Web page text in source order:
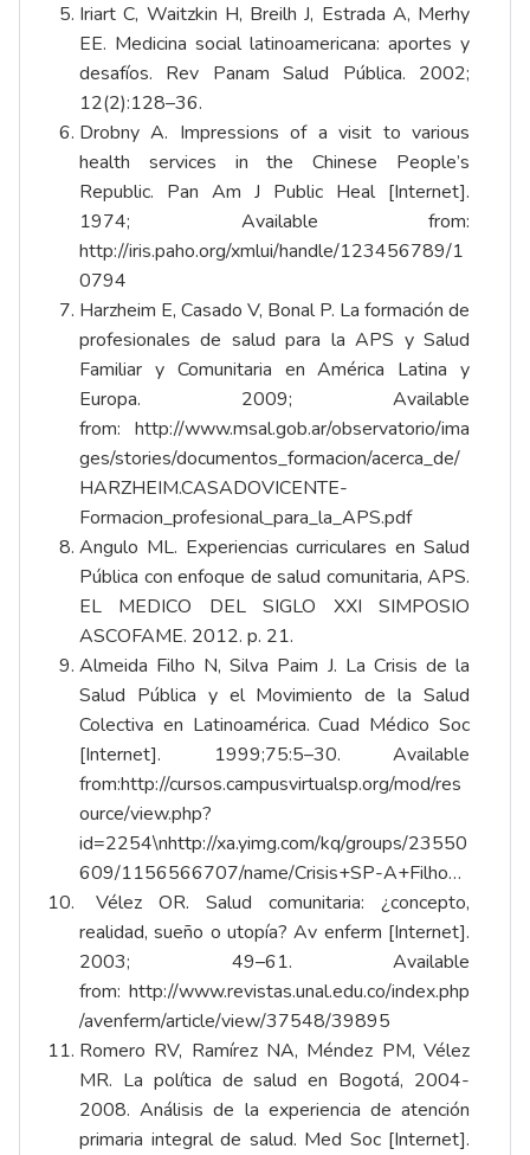
Iriart C, Waitzkin H, Breilh J, Estrada A, Merhy
EE. Medicina social latinoamericana: aportes y
desafíos. Rev Panam Salud Pública. 2002;
12(2):128–36.
Drobny A. Impressions of a visit to various
health services in the Chinese People’s
Republic. Pan Am J Public Heal [Internet].
1974; Available from:
http://iris.paho.org/xmlui/handle/123456789/1
0794
Harzheim E, Casado V, Bonal P. La formación de
profesionales de salud para la APS y Salud
Familiar y Comunitaria en América Latina y
Europa. 2009; Available
from: http://www.msal.gob.ar/observatorio/ima
ges/stories/documentos_formacion/acerca_de/
HARZHEIM.CASADOVICENTE-
Formacion_profesional_para_la_APS.pdf
Angulo ML. Experiencias curriculares en Salud
Pública con enfoque de salud comunitaria, APS.
EL MEDICO DEL SIGLO XXI SIMPOSIO
ASCOFAME. 2012. p. 21.
Almeida Filho N, Silva Paim J. La Crisis de la
Salud Pública y el Movimiento de la Salud
Colectiva en Latinoamérica. Cuad Médico Soc
[Internet]. 1999;75:5–30. Available
from:http://cursos.campusvirtualsp.org/mod/res
ource/view.php?
id=2254\nhttp://xa.yimg.com/kq/groups/23550
609/1156566707/name/Crisis+SP-A+Filho…
Vélez OR. Salud comunitaria: ¿concepto,
realidad, sueño o utopía? Av enferm [Internet].
2003; 49–61. Available
from: http://www.revistas.unal.edu.co/index.php
/avenferm/article/view/37548/39895
Romero RV, Ramírez NA, Méndez PM, Vélez
MR. La política de salud en Bogotá, 2004-
2008. Análisis de la experiencia de atención
primaria integral de salud. Med Soc [Internet].